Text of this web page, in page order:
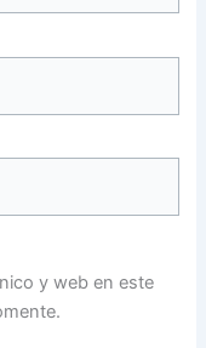
y web en este